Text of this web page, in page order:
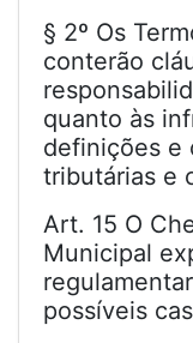
§ 2º Os
conterão
quanto às
definições e
tributárias e
Art. 15 O
Municipal
possíveis